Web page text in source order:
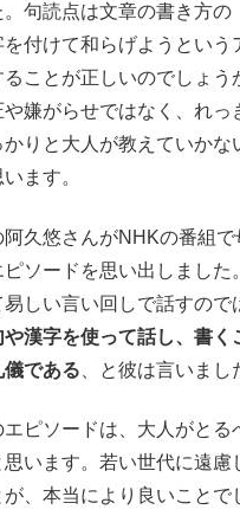
句読点は文章の書き方の
付けて和らげようという
ることが正しいのでしょう
や嫌がらせではなく、れっ
りと大人が教えていかな
ます。
久悠さんがNHKの番組で
ソードを思い出しました
しい言い回しで話すので
漢字を使って話し、書く
である 、と彼は言いまし
ピソードは、大人がとる
います。若い世代に遠慮
、本当により良いことで